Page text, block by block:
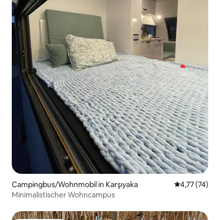
Campingbus/Wohnmobil in Karşıyaka
4,77 (74)
Minimalistischer Wohncampus